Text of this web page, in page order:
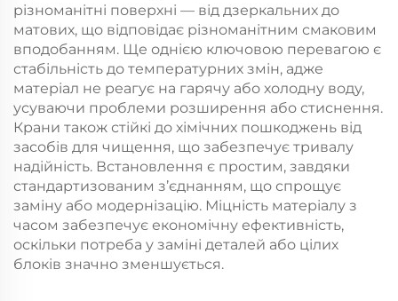
різноманітні поверхні — від дзеркальних до
матових, що відповідає різноманітним смаковим
вподобанням. Ще однією ключовою перевагою є
стабільність до температурних змін, адже
матеріал не реагує на гарячу або холодну воду,
усуваючи проблеми розширення або стиснення.
Крани також стійкі до хімічних пошкоджень від
засобів для чищення, що забезпечує тривалу
надійність. Встановлення є простим, завдяки
стандартизованим з’єднанням, що спрощує
заміну або модернізацію. Міцність матеріалу з
часом забезпечує економічну ефективність,
оскільки потреба у заміні деталей або цілих
блоків значно зменшується.